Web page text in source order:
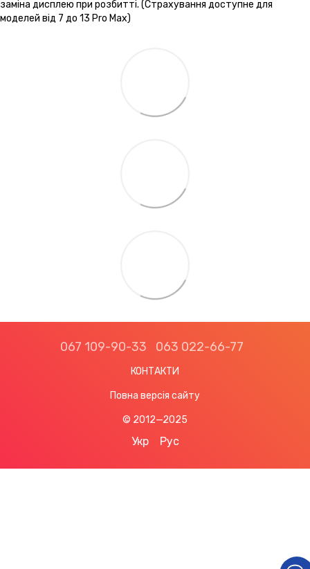
заміна дисплею при розбитті. (Страхування доступне для
моделей від 7 до 13 Pro Max)
067 109-90-33 063 022-66-77
КОНТАКТИ
Повна версія сайту
© 2012—2025
Укр Рус